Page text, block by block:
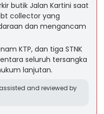
butik Jalan Kartini saat
collector yang
dan mengancam
KTP, dan tiga STNK
seluruh tersangka
lanjutan.
and reviewed by